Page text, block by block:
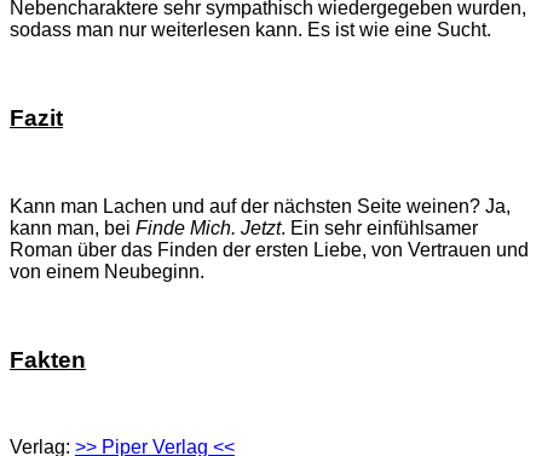
Nebencharaktere sehr sympathisch wiedergegeben wurden,
sodass man nur weiterlesen kann. Es ist wie eine Sucht.
Fazit
Kann man Lachen und auf der nächsten Seite weinen? Ja,
kann man, bei Finde Mich. Jetzt. Ein sehr einfühlsamer
Roman über das Finden der ersten Liebe, von Vertrauen und
von einem Neubeginn.
Fakten
Verlag: >> Piper Verlag <<